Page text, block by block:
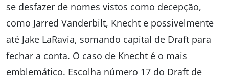
se desfazer de nomes vistos como decepção,
como Jarred Vanderbilt, Knecht e possivelmente
até Jake LaRavia, somando capital de Draft para
fechar a conta. O caso de Knecht é o mais
emblemático. Escolha número 17 do Draft de